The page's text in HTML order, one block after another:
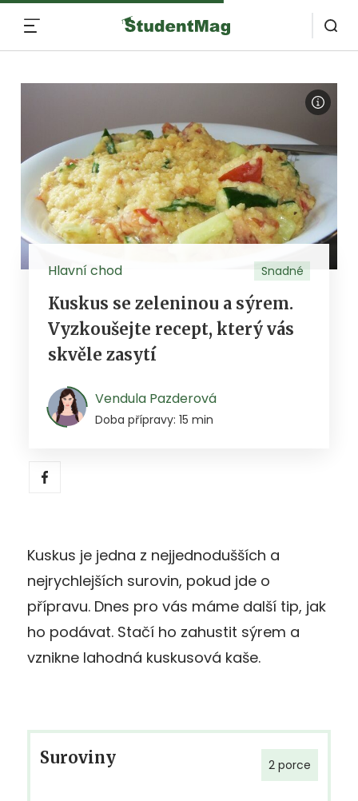
Hlavní chod Snadné
Kuskus se zeleninou a sýrem.
Vyzkoušejte recept, který vás
skvěle zasytí
Vendula Pazderová
Doba přípravy: 15 min
Kuskus je jedna z nejjednodušších a
nejrychlejších surovin, pokud jde o
přípravu. Dnes pro vás máme další tip, jak
ho podávat. Stačí ho zahustit sýrem a
vznikne lahodná kuskusová kaše.
Suroviny 2 porce